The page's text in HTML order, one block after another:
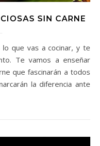
SIN CARNE
Te vamos a enseñar
que fascinarán a todos
la diferencia ante